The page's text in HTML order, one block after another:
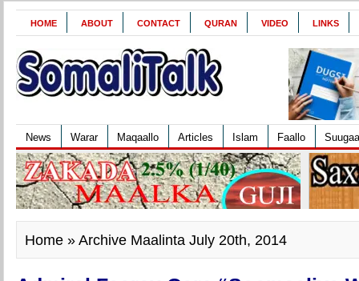
HOME ABOUT CONTACT QURAN VIDEO LINKS
News Warar Maqaallo Articles Islam Faallo
Home » Archive Maalinta July 20th, 2014